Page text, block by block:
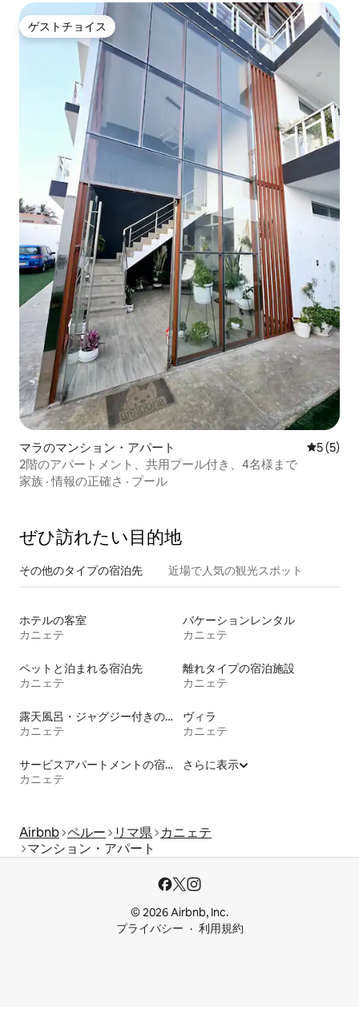
ゲストチョイス
ゲストチョイス
マラのマンション・アパート レビュー
5 (5)
2階のアパートメント、共用プール付き、4名様まで
家族 ·情報の正確さ · プール
ぜひ訪⁠れ⁠た⁠い目⁠的⁠地
その他のタ⁠イ⁠プ⁠の宿⁠泊⁠先 近場で人気の観光スポット
ホテルの客室
カニェテ
バケーションレンタル
カニェテ
ペットと泊まれる宿泊先
カニェテ
離れタイプの宿泊施設
カニェテ
露天風呂・ジャグジー付きの宿泊施設
カニェテ
ヴィラ
カニェテ
サービスアパートメントの宿泊施設
カニェテ
さらに表示
Airbnb ペルー リマ県 カニェテ
マンション・アパート
© 2026 Airbnb, Inc.
プライバシー
利用規約